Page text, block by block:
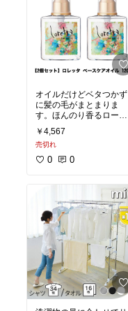
オイルだけどベタつかず
に髪の毛がまとまりま
す。ほんのり香るローズ
が良い！
￥4,567
売切れ
0 0